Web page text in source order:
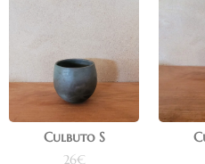
Culbuto S
26€